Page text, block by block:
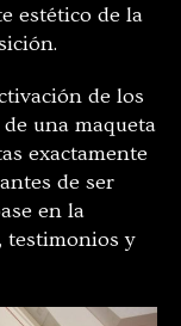
estético de la
de los
una maqueta
exactamente
de ser
en la
testimonios y